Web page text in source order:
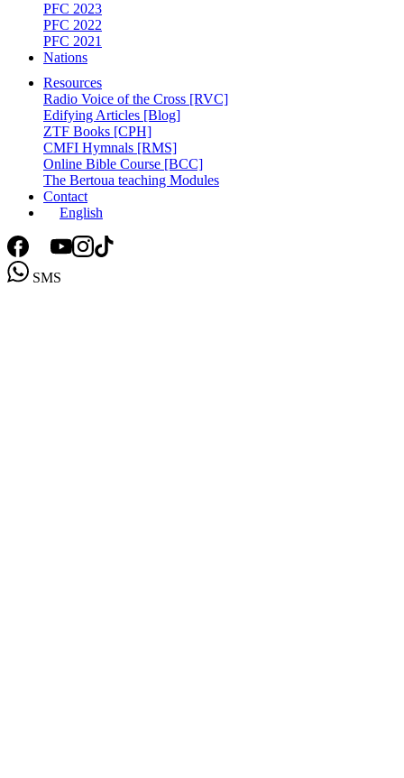
PFC 2023
PFC 2022
PFC 2021
Nations
Resources
Radio Voice of the Cross [RVC]
Edifying Articles [Blog]
ZTF Books [CPH]
CMFI Hymnals [RMS]
Online Bible Course [BCC]
The Bertoua teaching Modules
Contact
English
SMS